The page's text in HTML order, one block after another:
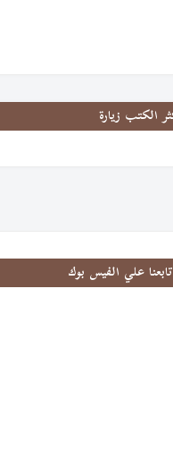
الكتب زيارة
تابعنا علي الفيس بوك